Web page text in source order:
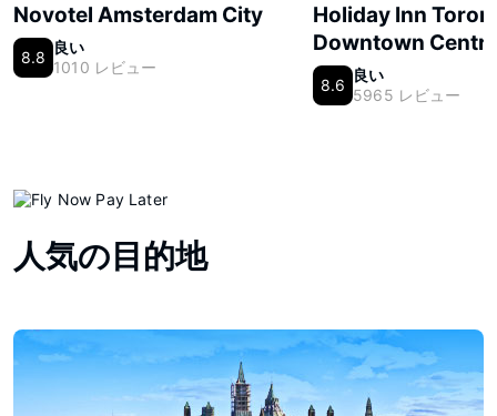
Novotel Amsterdam City
8.8
良い
1010 レビュー
Holiday Inn
Downtown
8.6
良い
5965 レビュー
人気の目的地